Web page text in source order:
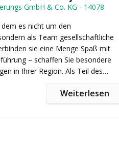
GmbH & Co. KG - 14078
es nicht um den
als Team gesellschaftliche
sie eine Menge Spaß mit
– schaffen Sie besondere
in Ihrer Region. Als Teil des
herstellen und sich anschließend
der Zusammenarbeit des Teams,
!
Weiterlesen